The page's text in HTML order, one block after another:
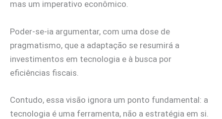
mas um imperativo econômico.
Poder-se-ia argumentar, com uma dose de
pragmatismo, que a adaptação se resumirá a
investimentos em tecnologia e à busca por
eficiências fiscais.
Contudo, essa visão ignora um ponto fundamental: a
tecnologia é uma ferramenta, não a estratégia em si.